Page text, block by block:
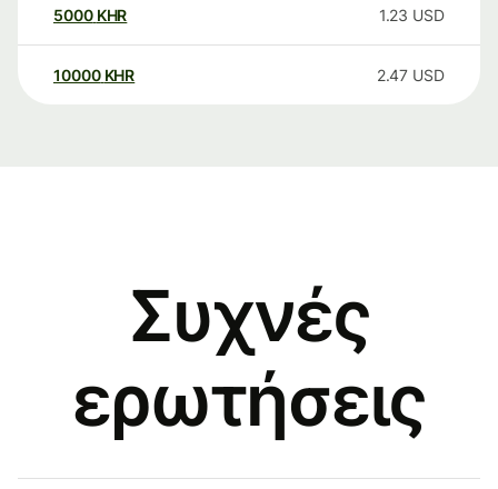
5000 KHR 1.23 USD
10000 KHR 2.47 USD
Συχνές
ερωτήσεις